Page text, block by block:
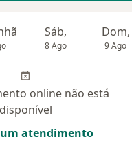
Sáb,
8 Ago
Dom,
9 Ago
online não está
disponível
atendimento